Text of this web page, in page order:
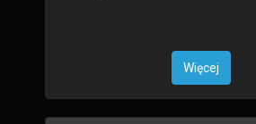
Więcej